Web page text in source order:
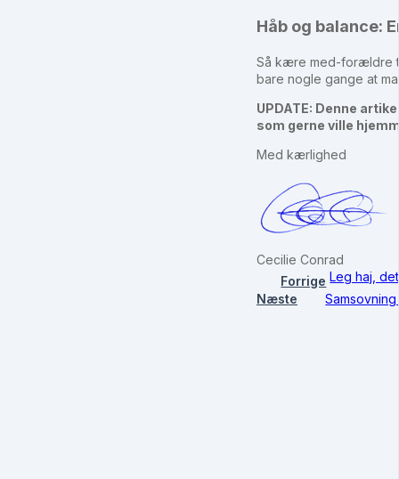
Håb og balance:
Så kære med-forældre
bare nogle gange at
UPDATE: Denne
som gerne ville
Med kærlighed
Cecilie Conrad
Forrige Leg haj,
Næste